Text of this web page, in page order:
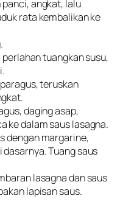
angkat, lalu
rata kembalikan ke
tuangkan susu,
teruskan
daging asap,
ke dalam saus lasagna.
dengan margarine,
Tuang saus
lasagna dan saus
lapisan saus.